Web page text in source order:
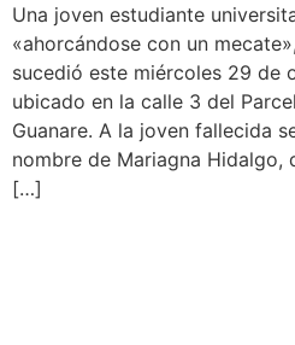
Una joven estudiante
«ahorcándose con un
sucedió este miércoles 29 de
ubicado en la calle 3 del
Guanare. A la joven fallecida
nombre de Mariagna Hidalgo,
[…]